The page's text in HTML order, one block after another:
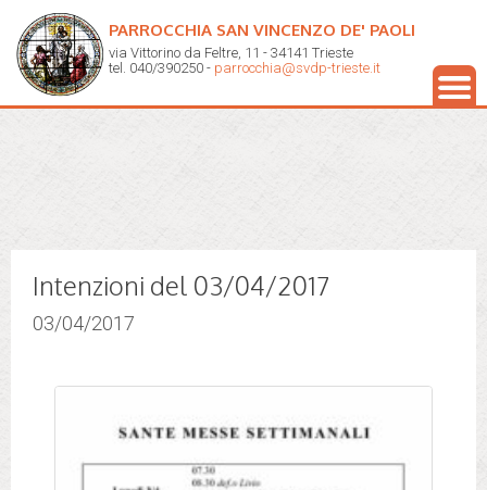
PARROCCHIA SAN VINCENZO DE' PAOLI
via Vittorino da Feltre, 11 - 34141 Trieste
tel. 040/390250 - parrocchia@svdp-trieste.it
Intenzioni del 03/04/2017
03/04/2017